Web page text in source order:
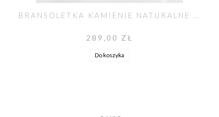
BRANSOLETKA KAMIENIE NATURALNE TANZANIT, CHALCEDON, OLIWIN
289,00 ZŁ
Do koszyka